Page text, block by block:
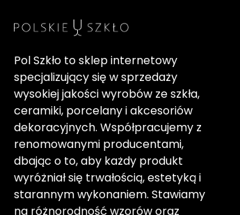
Pol Szkło to sklep internetowy
specjalizujący się w sprzedaży
wysokiej jakości wyrobów ze szkła,
ceramiki, porcelany i akcesoriów
dekoracyjnych. Współpracujemy z
renomowanymi producentami,
dbając o to, aby każdy produkt
wyróżniał się trwałością, estetyką i
starannym wykonaniem. Stawiamy
na różnorodność wzorów oraz